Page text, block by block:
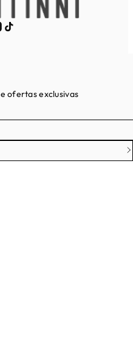
ofertas exclusivas